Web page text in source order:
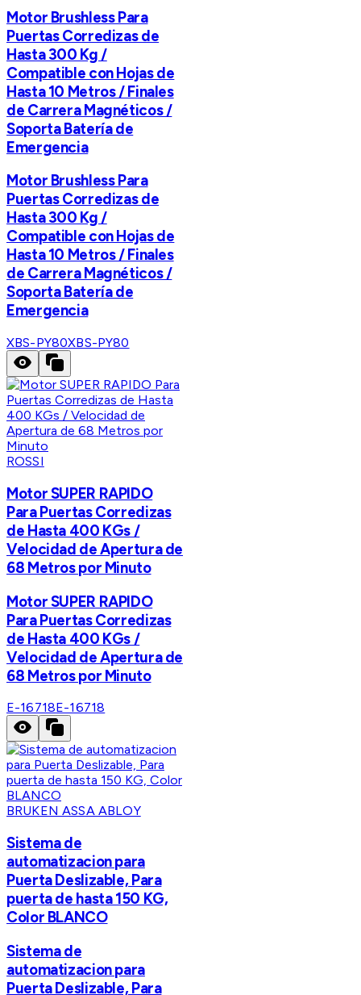
Motor Brushless Para
Puertas Corredizas de
Hasta 300 Kg /
Compatible con Hojas de
Hasta 10 Metros / Finales
de Carrera Magnéticos /
Soporta Batería de
Emergencia
Motor Brushless Para
Puertas Corredizas de
Hasta 300 Kg /
Compatible con Hojas de
Hasta 10 Metros / Finales
de Carrera Magnéticos /
Soporta Batería de
Emergencia
XBS-PY80XBS-PY80
ROSSI
Motor SUPER RAPIDO
Para Puertas Corredizas
de Hasta 400 KGs /
Velocidad de Apertura de
68 Metros por Minuto
Motor SUPER RAPIDO
Para Puertas Corredizas
de Hasta 400 KGs /
Velocidad de Apertura de
68 Metros por Minuto
E-16718E-16718
BRUKEN ASSA ABLOY
Sistema de
automatizacion para
Puerta Deslizable, Para
puerta de hasta 150 KG,
Color BLANCO
Sistema de
automatizacion para
Puerta Deslizable, Para